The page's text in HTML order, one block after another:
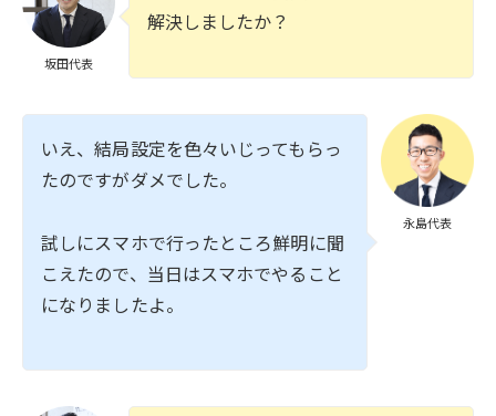
坂田代表
解決しましたか？
永島代表
いえ、結局設定を色々いじってもらっ
たのですがダメでした。
試しにスマホで行ったところ鮮明に聞
こえたので、当日はスマホでやること
になりましたよ。